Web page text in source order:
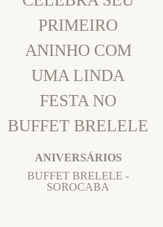
PRIMEIRO
ANINHO COM
UMA LINDA
FESTA NO
BUFFET BRELELE
ANIVERSÁRIOS
BUFFET BRELELE -
SOROCABA